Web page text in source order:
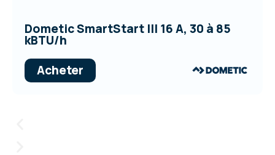
Dometic SmartStart III 16 A, 30 à 85
kBTU/h
Acheter